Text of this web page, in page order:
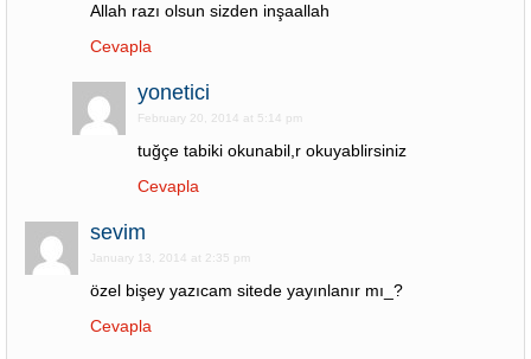
Allah razı olsun sizden inşaallah
Cevapla
yonetici
February 20, 2014 at 5:14 pm
tuğçe tabiki okunabil,r okuyablirsiniz
Cevapla
sevim
January 13, 2014 at 2:35 pm
özel bişey yazıcam sitede yayınlanır mı_?
Cevapla